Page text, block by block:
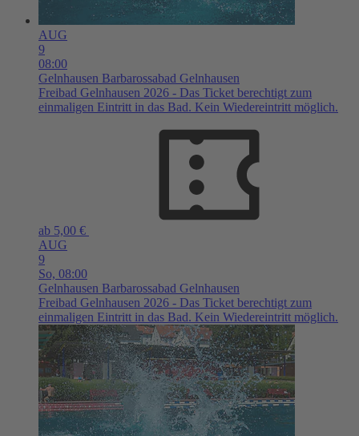
AUG
9
08:00
Gelnhausen Barbarossabad Gelnhausen
Freibad Gelnhausen 2026 - Das Ticket berechtigt zum
einmaligen Eintritt in das Bad. Kein Wiedereintritt möglich.
ab 5,00 €
AUG
9
So, 08:00
Gelnhausen Barbarossabad Gelnhausen
Freibad Gelnhausen 2026 - Das Ticket berechtigt zum
einmaligen Eintritt in das Bad. Kein Wiedereintritt möglich.